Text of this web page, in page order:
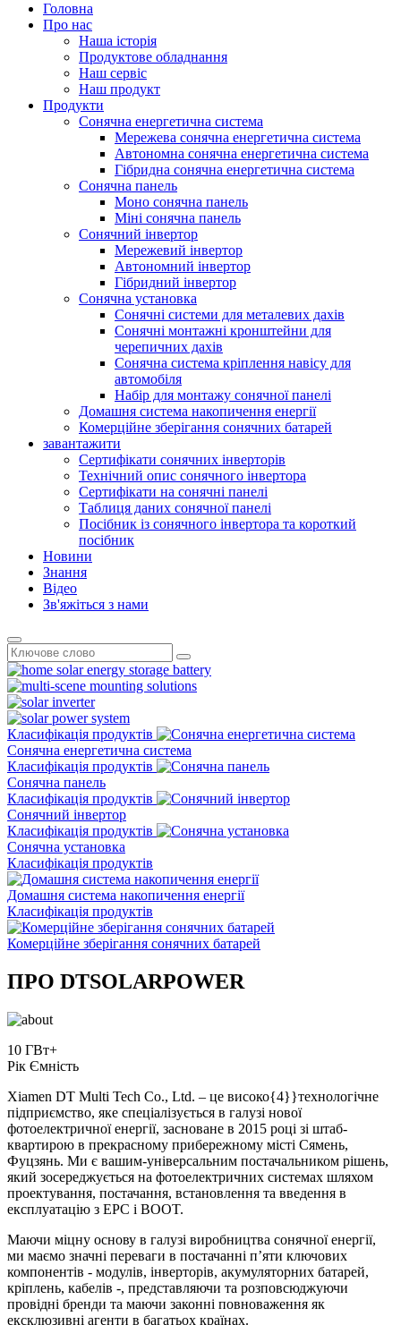
Головна
Про нас
Наша історія
Продуктове обладнання
Наш сервіс
Наш продукт
Продукти
Сонячна енергетична система
Мережева сонячна енергетична система
Автономна сонячна енергетична система
Гібридна сонячна енергетична система
Сонячна панель
Моно сонячна панель
Міні сонячна панель
Сонячний інвертор
Мережевий інвертор
Автономний інвертор
Гібридний інвертор
Сонячна установка
Сонячні системи для металевих дахів
Сонячні монтажні кронштейни для
черепичних дахів
Сонячна система кріплення навісу для
автомобіля
Набір для монтажу сонячної панелі
Домашня система накопичення енергії
Комерційне зберігання сонячних батарей
завантажити
Сертифікати сонячних інверторів
Технічний опис сонячного інвертора
Сертифікати на сонячні панелі
Таблиця даних сонячної панелі
Посібник із сонячного інвертора та короткий
посібник
Новини
Знання
Відео
Зв'яжіться з нами
Класифікація продуктів
Сонячна енергетична система
Класифікація продуктів
Сонячна панель
Класифікація продуктів
Сонячний інвертор
Класифікація продуктів
Сонячна установка
Класифікація продуктів
Домашня система накопичення енергії
Класифікація продуктів
Комерційне зберігання сонячних батарей
ПРО DTSOLARPOWER
10 ГВт+
Рік Ємність
Xiamen DT Multi Tech Co., Ltd. – це високо{4}}технологічне
підприємство, яке спеціалізується в галузі нової
фотоелектричної енергії, засноване в 2015 році зі штаб-
квартирою в прекрасному прибережному місті Сямень,
Фуцзянь. Ми є вашим-універсальним постачальником рішень,
який зосереджується на фотоелектричних системах шляхом
проектування, постачання, встановлення та введення в
експлуатацію з EPC і BOOT.
Маючи міцну основу в галузі виробництва сонячної енергії,
ми маємо значні переваги в постачанні п’яти ключових
компонентів - модулів, інверторів, акумуляторних батарей,
кріплень, кабелів -, представляючи та розповсюджуючи
провідні бренди та маючи законні повноваження як
ексклюзивні агенти в багатьох країнах.